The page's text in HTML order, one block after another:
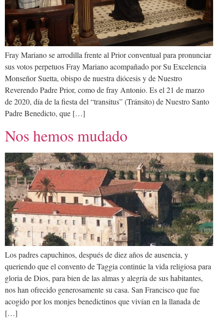
Fray Mariano se arrodilla frente al Prior conventual para pronunciar
sus votos perpetuos Fray Mariano acompañado por Su Excelencia
Monseñor Suetta, obispo de nuestra diócesis y de Nuestro
Reverendo Padre Prior, como de fray Antonio. Es el 21 de marzo
de 2020, día de la fiesta del “transitus” (Tránsito) de Nuestro Santo
Padre Benedicto, que […]
Nos hemos mudado
Los padres capuchinos, después de diez años de ausencia, y
queriendo que el convento de Taggia continúe la vida religiosa para
gloria de Dios, para bien de las almas y alegría de sus habitantes,
nos han ofrecido generosamente su casa. San Francisco que fue
acogido por los monjes benedictinos que vivían en la llanada de
[…]